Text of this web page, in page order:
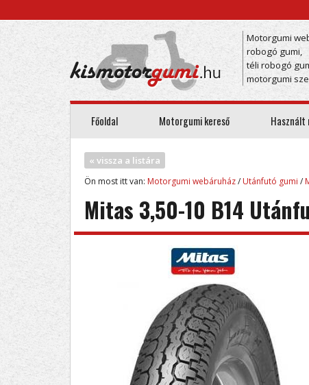
Motorgumi
robogó gumi,
téli robogó
motorgumi
Főoldal Motorgumi kereső Használt
« vissza a listára
Ön most itt van: Motorgumi webáruház/ Utánfutó gumi /
Mitas 3,50-10 B14